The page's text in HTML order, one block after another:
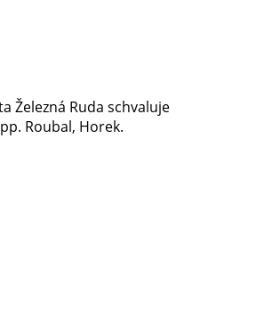
Železná Ruda schvaluje
Roubal, Horek.